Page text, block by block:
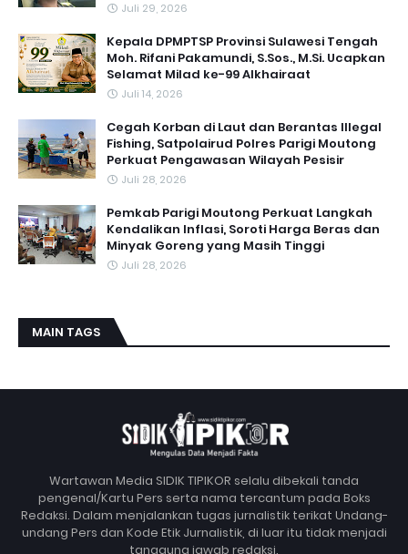
Juli 29, 2026
Kepala DPMPTSP Provinsi Sulawesi Tengah
Moh. Rifani Pakamundi, S.Sos., M.Si. Ucapkan
Selamat Milad ke-99 Alkhairaat
Juli 14, 2026
Cegah Korban di Laut dan Berantas Illegal
Fishing, Satpolairud Polres Parigi Moutong
Perkuat Pengawasan Wilayah Pesisir
Juli 28, 2026
Pemkab Parigi Moutong Perkuat Langkah
Kendalikan Inflasi, Soroti Harga Beras dan
Minyak Goreng yang Masih Tinggi
Juli 28, 2026
MAIN TAGS
Wartawan Media SIDIK TIPIKOR selalu dibekali tanda
pengenal/Kartu Pers serta nama tercantum pada Boks
Redaksi. Dalam menjalankan tugas jurnalistik terikat Undang-
undang Pers dan Kode Etik Jurnalistik, di luar itu tidak menjadi
tanggung jawab redaksi.